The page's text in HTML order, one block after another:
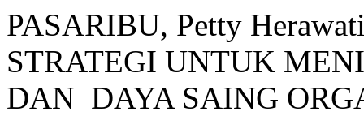
PASARIBU, Petty
STRATEGI UNTUK
DAN DAYA SAING